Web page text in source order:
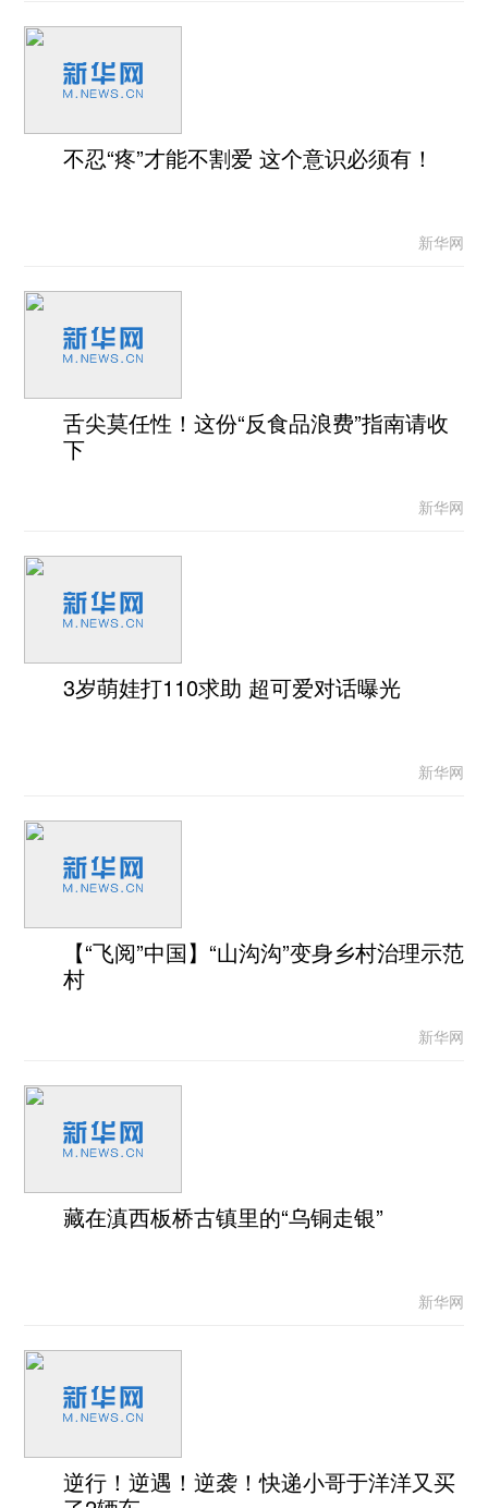
不忍“疼”才能不割爱 这个意识必须有！
新华网
舌尖莫任性！这份“反食品浪费”指南请收
下
新华网
3岁萌娃打110求助 超可爱对话曝光
新华网
【“飞阅”中国】“山沟沟”变身乡村治理示范
村
新华网
藏在滇西板桥古镇里的“乌铜走银”
新华网
逆行！逆遇！逆袭！快递小哥于洋洋又买